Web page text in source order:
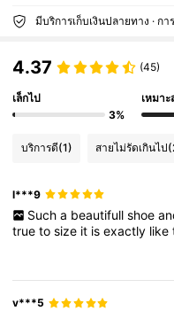
4.37 (45)
เล็กไป
3%
เหมาะ
บริการดี(1) สายไม่รัดเกินไป
l***9
Such a beautifull shoe
truetosize it isexactly like
v***5